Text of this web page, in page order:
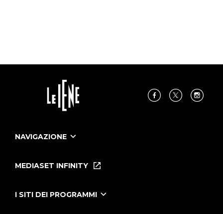
NAVIGAZIONE
Le Iene Presentano Inside
Tutti i servizi
MEDIASET INFINITY
I SITI DEI PROGRAMMI